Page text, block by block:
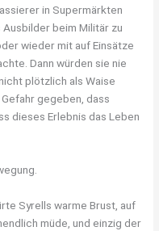
in Supermärkten
beim Militär zu
wieder mit auf Einsätze
Dann würden sie nie
plötzlich als Waise
gegeben, dass
dieses Erlebnis das Leben
Syrells warme Brust, auf
müde, und einzig der